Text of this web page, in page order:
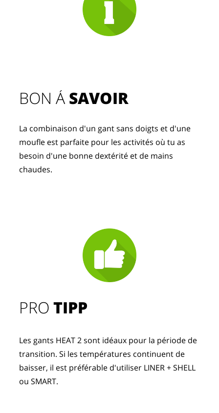
PROTIPP
Les gants HEAT 2 sont idéaux pour la période de
transition. Si les températures continuent de
baisser, il est préférable d'utiliser LINER + SHELL
ou SMART.
BON Á SAVOIR
La combinaison d'un gant sans doigts et d'une
moufle est parfaite pour les activités où tu as
besoin d'une bonne dextérité et de mains
chaudes.